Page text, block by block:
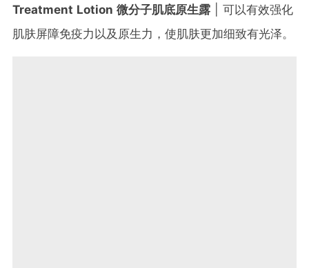
Treatment Lotion 微分子肌底原生露 | 可以有效强化
肌肤屏障免疫力以及原生力，使肌肤更加细致有光泽。